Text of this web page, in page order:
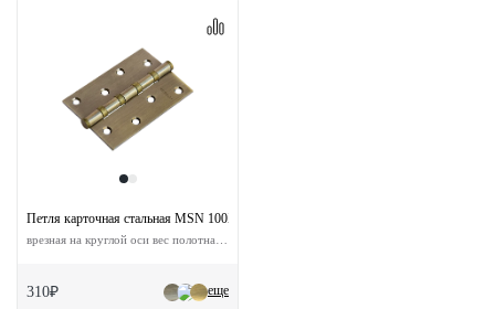
еще
Петля карточная стальная MSN 100X70X2.5-4BB AB с подшипником
310₽